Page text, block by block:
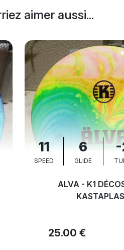
aimer aussi...
11
SPEED
6
GLIDE
-
ALVA - K1
25.00 €